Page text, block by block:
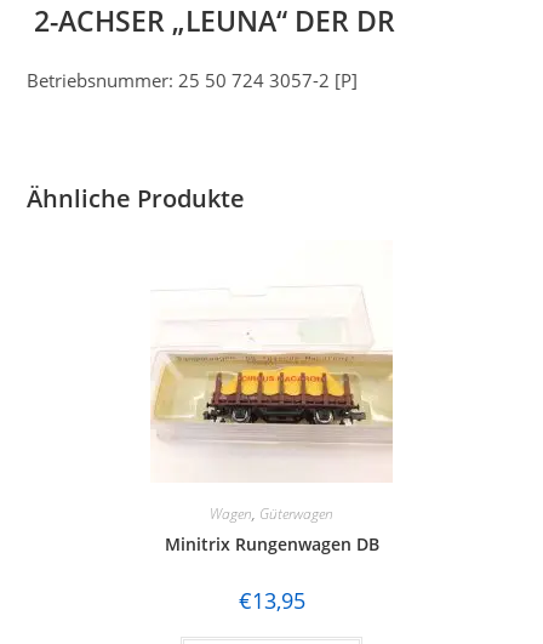
2-ACHSER „LEUNA“ DER DR
Betriebsnummer: 25 50 724 3057-2 [P]
Ähnliche Produkte
Wagen, Güterwagen
Minitrix Rungenwagen DB
€13,95